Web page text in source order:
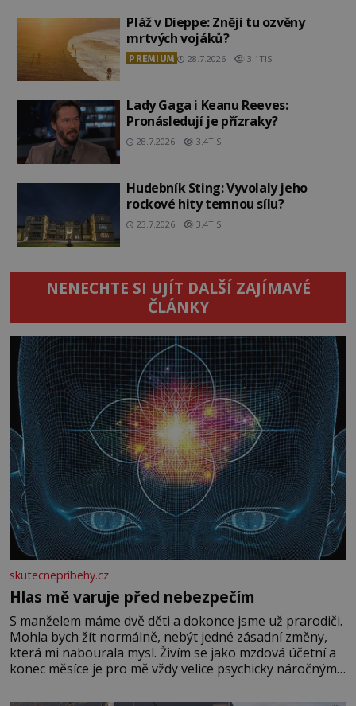
Pláž v Dieppe: Znějí tu ozvěny
mrtvých vojáků?
PREMIUM 28.7.2026 3.1TIS
Lady Gaga i Keanu Reeves:
Pronásledují je přízraky?
28.7.2026 3.4TIS
Hudebník Sting: Vyvolaly jeho
rockové hity temnou sílu?
23.7.2026 3.4TIS
NENECHTE SI UJÍT DALŠÍ ZAJÍMAVÉ
ČLÁNKY
skutecnepribehy.cz
Hlas mě varuje před nebezpečím
S manželem máme dvě děti a dokonce jsme už prarodiči.
Mohla bych žít normálně, nebýt jedné zásadní změny,
která mi nabourala mysl. Živím se jako mzdová účetní a
konec měsíce je pro mě vždy velice psychicky náročným
dál častěji volá o pomoc, co se hlídání týče. Dalo by se